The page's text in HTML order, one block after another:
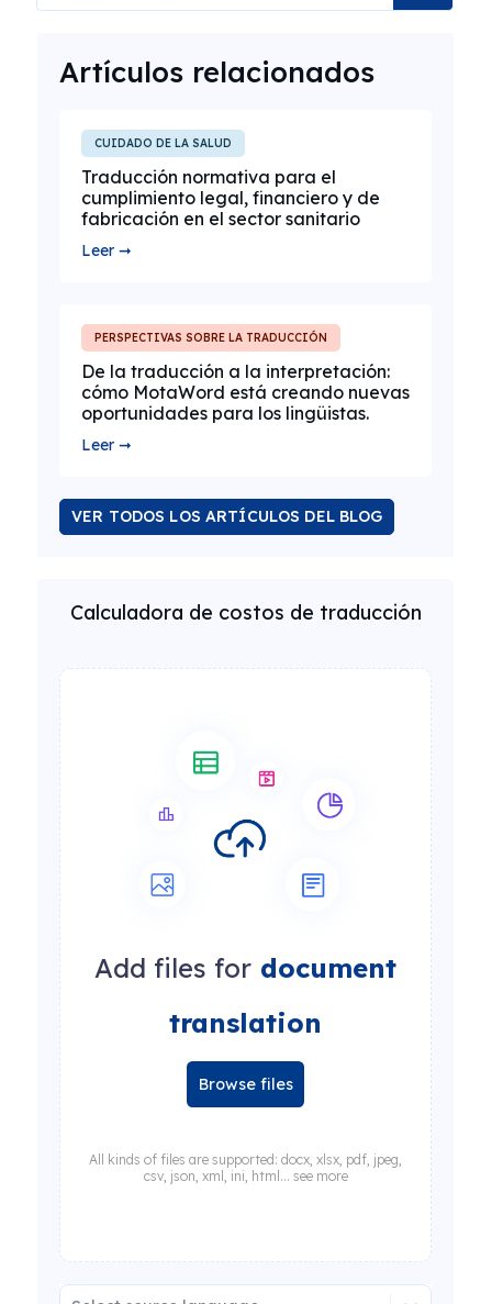
Artículos relacionados
CUIDADO DE LA SALUD
Traducción normativa para el
cumplimiento legal, financiero y de
fabricación en el sector sanitario
Leer ➞
PERSPECTIVAS SOBRE LA TRADUCCIÓN
De la traducción a la interpretación:
cómo MotaWord está creando nuevas
oportunidades para los lingüistas.
Leer ➞
VER TODOS LOS ARTÍCULOS DEL BLOG
Calculadora de costos de traducción
Add files for document
translation
Browse files
All kinds of files are supported: docx, xlsx, pdf, jpeg,
csv, json, xml, ini, html... see more